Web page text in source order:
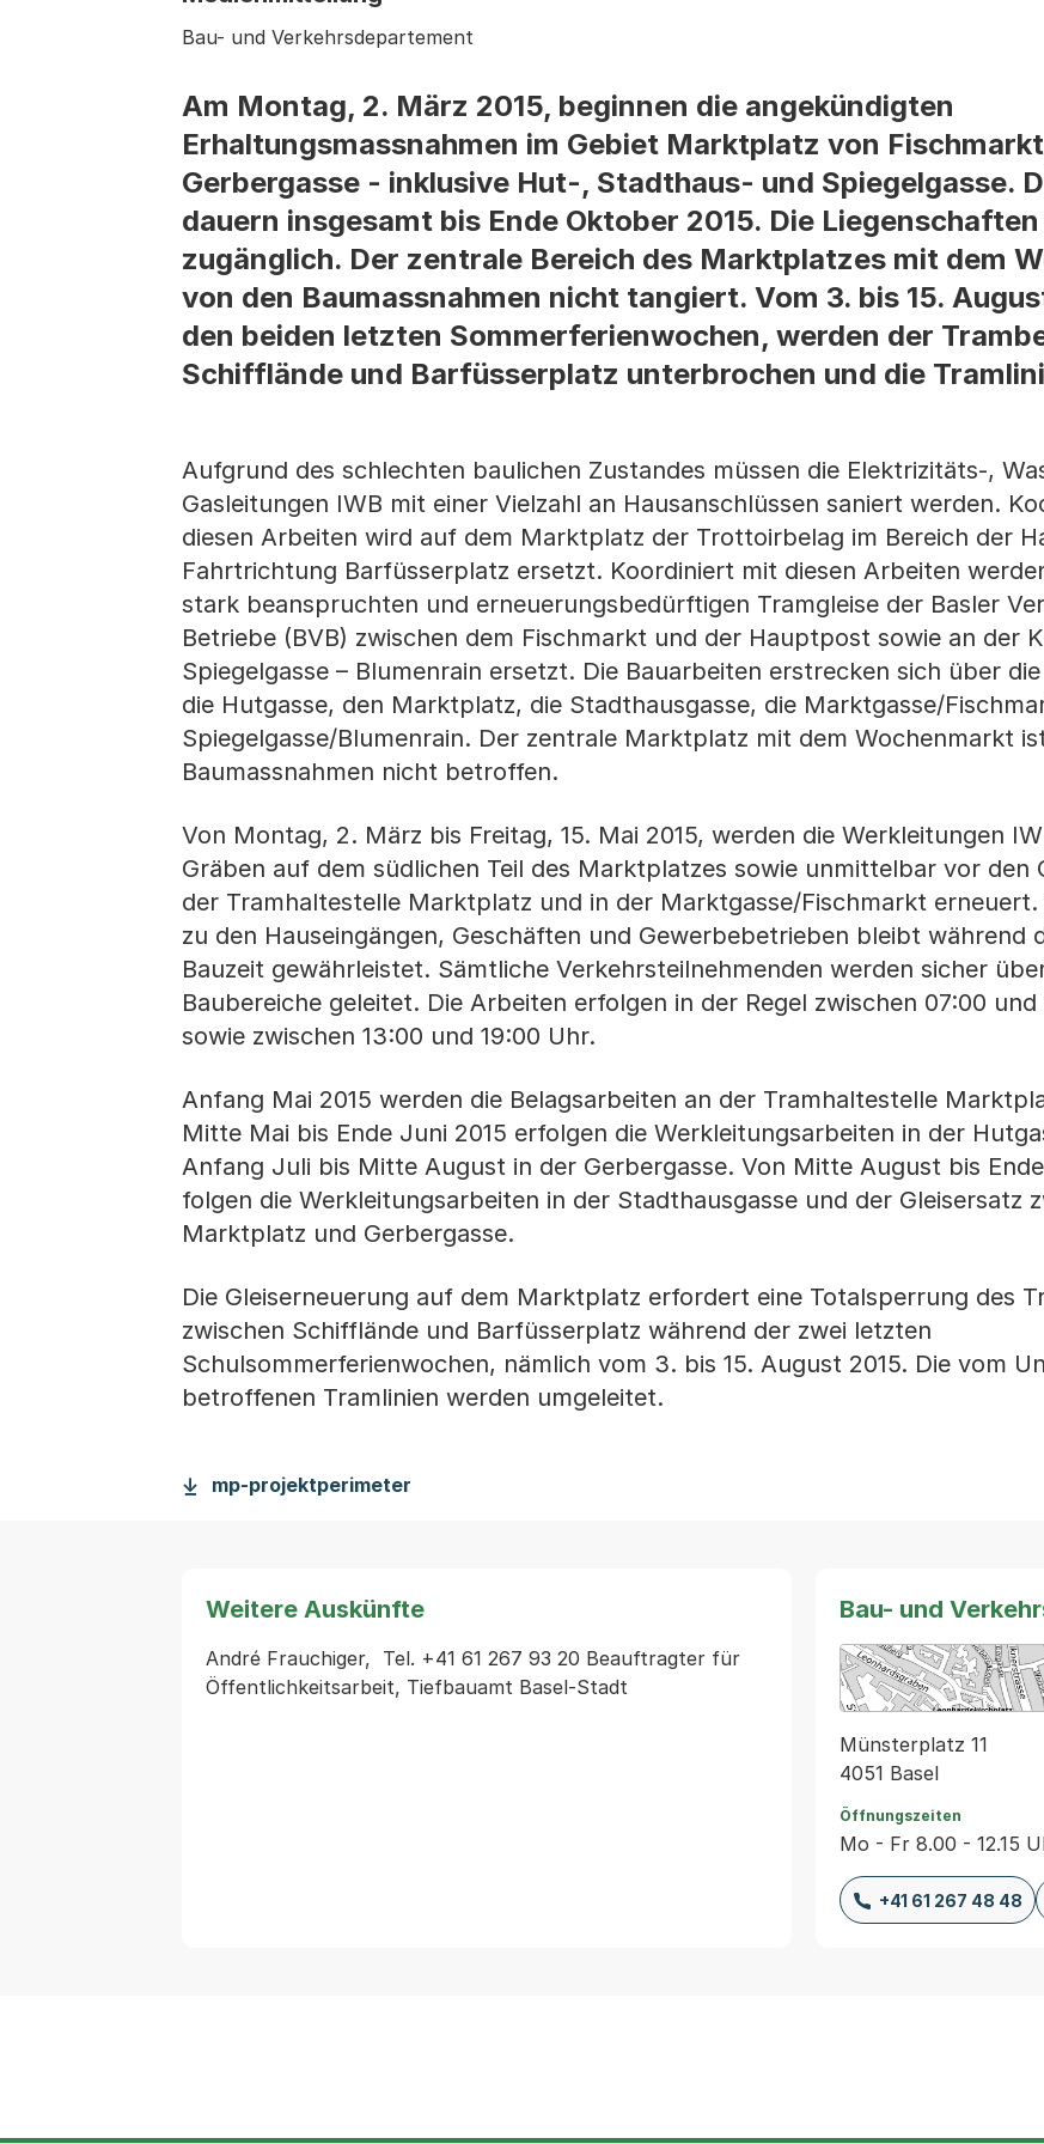
Bau- und Verkehrsdepartement
Am Montag, 2. März 2015, beginnen die angekündigten
Erhaltungsmassnahmen im Gebiet Marktplatz von
Gerbergasse - inklusive Hut-, Stadthaus- und Spiegelgasse.
dauern insgesamt bis Ende Oktober 2015. Die
zugänglich. Der zentrale Bereich des Marktplatzes mit dem
von den Baumassnahmen nicht tangiert. Vom 3. bis 15.
den beiden letzten Sommerferienwochen, werden der
Schifflände und Barfüsserplatz unterbrochen und die
Aufgrund des schlechten baulichen Zustandes müssen die Elektrizitäts-,
Gasleitungen IWB mit einer Vielzahl an Hausanschlüssen saniert werden.
diesen Arbeiten wird auf dem Marktplatz der Trottoirbelag im Bereich der
Fahrtrichtung Barfüsserplatz ersetzt. Koordiniert mit diesen Arbeiten
stark beanspruchten und erneuerungsbedürftigen Tramgleise der Basler
Betriebe (BVB) zwischen dem Fischmarkt und der Hauptpost sowie an der
Spiegelgasse – Blumenrain ersetzt. Die Bauarbeiten erstrecken sich über
die Hutgasse, den Marktplatz, die Stadthausgasse, die Marktgasse/
Spiegelgasse/Blumenrain. Der zentrale Marktplatz mit dem Wochenmarkt
Baumassnahmen nicht betroffen.
Von Montag, 2. März bis Freitag, 15. Mai 2015, werden die Werkleitungen
Gräben auf dem südlichen Teil des Marktplatzes sowie unmittelbar vor den
der Tramhaltestelle Marktplatz und in der Marktgasse/Fischmarkt erneuert.
zu den Hauseingängen, Geschäften und Gewerbebetrieben bleibt während
Bauzeit gewährleistet. Sämtliche Verkehrsteilnehmenden werden sicher
Baubereiche geleitet. Die Arbeiten erfolgen in der Regel zwischen 07:00 und
sowie zwischen 13:00 und 19:00 Uhr.
Anfang Mai 2015 werden die Belagsarbeiten an der Tramhaltestelle
Mitte Mai bis Ende Juni 2015 erfolgen die Werkleitungsarbeiten in der
Anfang Juli bis Mitte August in der Gerbergasse. Von Mitte August bis
folgen die Werkleitungsarbeiten in der Stadthausgasse und der Gleisersatz
Marktplatz und Gerbergasse.
Die Gleiserneuerung auf dem Marktplatz erfordert eine Totalsperrung des
zwischen Schifflände und Barfüsserplatz während der zwei letzten
Schulsommerferienwochen, nämlich vom 3. bis 15. August 2015. Die vom
betroffenen Tramlinien werden umgeleitet.
mp-projektperimeter
Weitere Auskünfte
André Frauchiger,  Tel. +41 61 267 93 20 Beauftragter für
Öffentlichkeitsarbeit, Tiefbauamt Basel-Stadt
Bau- und
Münsterplatz 11
4051 Basel
Öffnungszeiten
Mo - Fr 8.00 - 12.15
+41 61 267 48 48